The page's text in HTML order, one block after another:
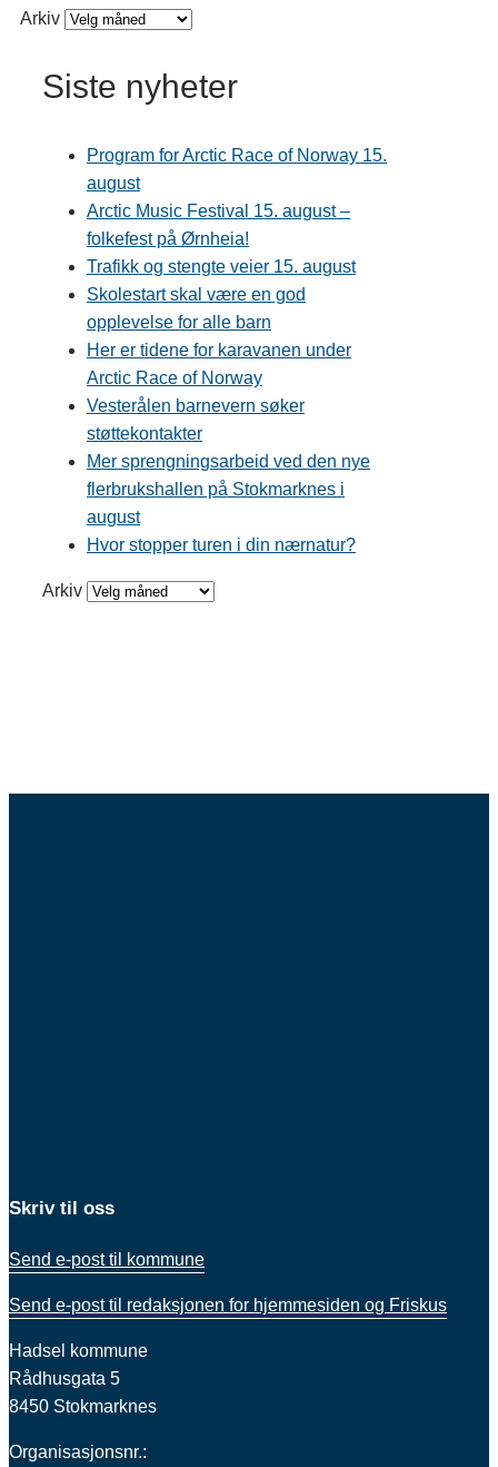
Arkiv
Siste nyheter
Program for Arctic Race of Norway 15.
august
Arctic Music Festival 15. august –
folkefest på Ørnheia!
Trafikk og stengte veier 15. august
Skolestart skal være en god
opplevelse for alle barn
Her er tidene for karavanen under
Arctic Race of Norway
Vesterålen barnevern søker
støttekontakter
Mer sprengningsarbeid ved den nye
flerbrukshallen på Stokmarknes i
august
Hvor stopper turen i din nærnatur?
Arkiv
Skriv til oss
Send e-post til kommune
Send e-post til redaksjonen for hjemmesiden og Friskus
Hadsel kommune
Rådhusgata 5
8450 Stokmarknes
Organisasjonsnr.: